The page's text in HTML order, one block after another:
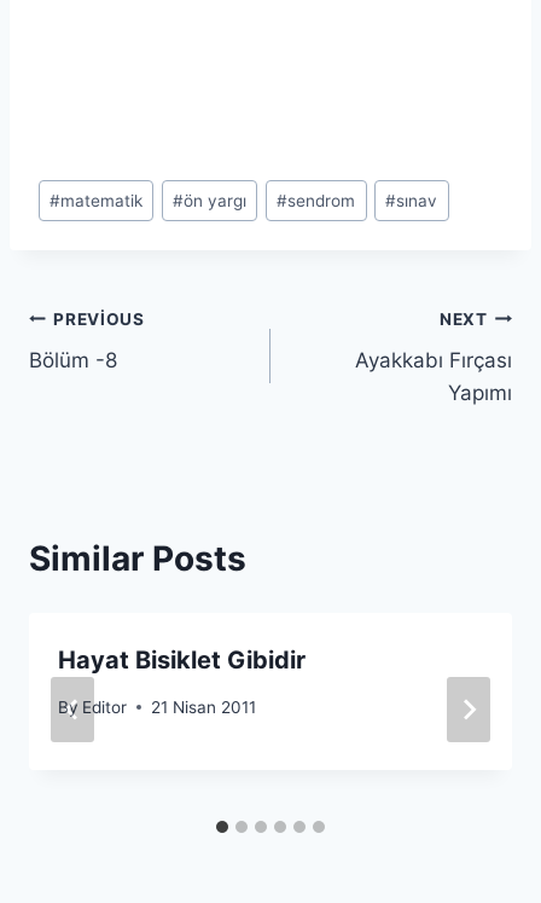
Post
Tags:
#matematik #ön yargı #sendrom #sınav
Yazı
gezinmesi
PREVIOUS
Bölüm -8
NEXT
Ayakkabı Fırçası
Yapımı
Similar Posts
Hayat Bisiklet Gibidir
By Editor 21 Nisan 2011